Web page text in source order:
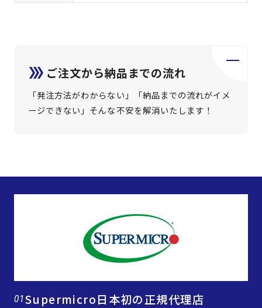
ご注文から納品までの流れ
「発注方法がわからない」「納品までの流れがイメ
ージできない」そんな不安を解消いたします！
01Supermicro日本初の正規代理店